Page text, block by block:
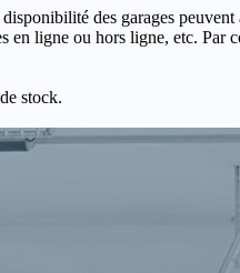
des garages
ligne ou hors ligne, etc. Par
stock.